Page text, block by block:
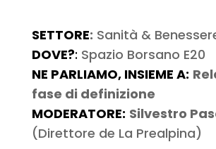
SETTORE: Sanità &
DOVE?: Spazio Borsano E20
NE PARLIAMO, INSIEME A:
fase di definizione
MODERATORE: Silvestro
(Direttore de La Prealpina)